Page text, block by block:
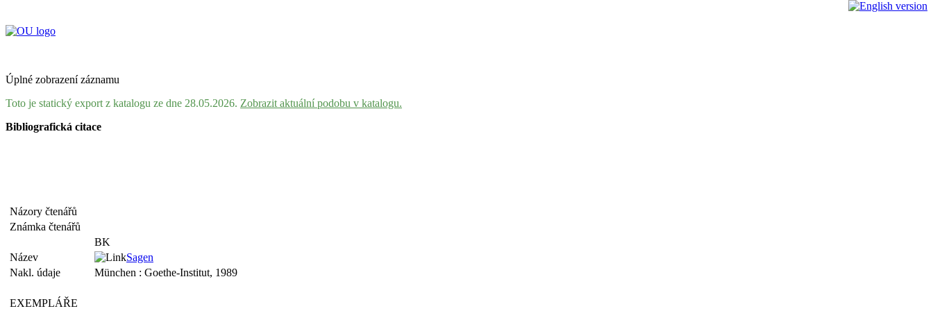
Úplné zobrazení záznamu
Toto je statický export z katalogu ze dne 28.05.2026. Zobrazit aktuální podobu v katalogu.
Bibliografická citace
Názory čtenářů
Známka čtenářů
BK
Název
Sagen
Nakl. údaje
München : Goethe-Institut, 1989
EXEMPLÁŘE